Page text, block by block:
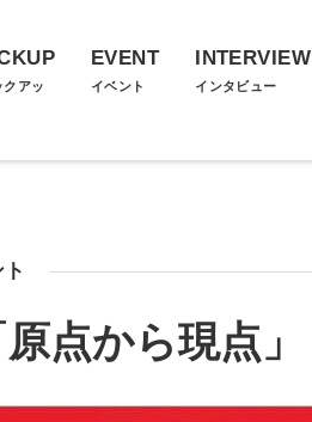
クアッ
EVENT
イベント
INTERVIEW
インタビュー
点から現点」